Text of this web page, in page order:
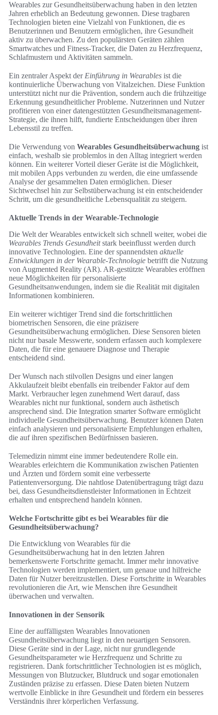
Wearables zur Gesundheitsüberwachung haben in den letzten
Jahren erheblich an Bedeutung gewonnen. Diese tragbaren
Technologien bieten eine Vielzahl von Funktionen, die es
Benutzerinnen und Benutzern ermöglichen, ihre Gesundheit
aktiv zu überwachen. Zu den populärsten Geräten zählen
Smartwatches und Fitness-Tracker, die Daten zu Herzfrequenz,
Schlafmustern und Aktivitäten sammeln.
Ein zentraler Aspekt der Einführung in Wearables ist die
kontinuierliche Überwachung von Vitalzeichen. Diese Funktion
unterstützt nicht nur die Prävention, sondern auch die frühzeitige
Erkennung gesundheitlicher Probleme. Nutzerinnen und Nutzer
profitieren von einer datengestützten Gesundheitsmanagement-
Strategie, die ihnen hilft, fundierte Entscheidungen über ihren
Lebensstil zu treffen.
Die Verwendung von Wearables Gesundheitsüberwachung ist
einfach, weshalb sie problemlos in den Alltag integriert werden
können. Ein weiterer Vorteil dieser Geräte ist die Möglichkeit,
mit mobilen Apps verbunden zu werden, die eine umfassende
Analyse der gesammelten Daten ermöglichen. Dieser
Sichtwechsel hin zur Selbstüberwachung ist ein entscheidender
Schritt, um die gesundheitliche Lebensqualität zu steigern.
Aktuelle Trends in der Wearable-Technologie
Die Welt der Wearables entwickelt sich schnell weiter, wobei die
Wearables Trends Gesundheitstark beeinflusst werden durch
innovative Technologien. Eine der spannendsten aktuelle
Entwicklungen in der Wearable-Technologie betrifft die Nutzung
von Augmented Reality (AR). AR-gestützte Wearables eröffnen
neue Möglichkeiten für personalisierte
Gesundheitsanwendungen, indem sie die Realität mit digitalen
Informationen kombinieren.
Ein weiterer wichtiger Trend sind die fortschrittlichen
biometrischen Sensoren, die eine präzisere
Gesundheitsüberwachung ermöglichen. Diese Sensoren bieten
nicht nur basale Messwerte, sondern erfassen auch komplexere
Daten, die für eine genauere Diagnose und Therapie
entscheidend sind.
Der Wunsch nach stilvollen Designs und einer langen
Akkulaufzeit bleibt ebenfalls ein treibender Faktor auf dem
Markt. Verbraucher legen zunehmend Wert darauf, dass
Wearables nicht nur funktional, sondern auch ästhetisch
ansprechend sind. Die Integration smarter Software ermöglicht
individuelle Gesundheitsüberwachung. Benutzer können Daten
einfach analysieren und personalisierte Empfehlungen erhalten,
die auf ihren spezifischen Bedürfnissen basieren.
Telemedizin nimmt eine immer bedeutendere Rolle ein.
Wearables erleichtern die Kommunikation zwischen Patienten
und Ärzten und fördern somit eine verbesserte
Patientenversorgung. Die nahtlose Datenübertragung trägt dazu
bei, dass Gesundheitsdienstleister Informationen in Echtzeit
erhalten und entsprechend handeln können.
Welche Fortschritte gibt es bei Wearables für die
Gesundheitsüberwachung?
Die Entwicklung von Wearables für die
Gesundheitsüberwachung hat in den letzten Jahren
bemerkenswerte Fortschritte gemacht. Immer mehr innovative
Technologien werden implementiert, um genaue und hilfreiche
Daten für Nutzer bereitzustellen. Diese Fortschritte in Wearables
revolutionieren die Art, wie Menschen ihre Gesundheit
überwachen und verwalten.
Innovationen in der Sensorik
Eine der auffälligsten Wearables Innovationen
Gesundheitsüberwachung liegt in den neuartigen Sensoren.
Diese Geräte sind in der Lage, nicht nur grundlegende
Gesundheitsparameter wie Herzfrequenz und Schritte zu
registrieren. Dank fortschrittlicher Technologien ist es möglich,
Messungen von Blutzucker, Blutdruck und sogar emotionalen
Zuständen präzise zu erfassen. Diese Daten bieten Nutzern
wertvolle Einblicke in ihre Gesundheit und fördern ein besseres
Verständnis ihrer körperlichen Verfassung.